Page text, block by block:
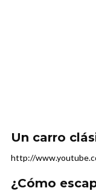
Un carro
http://
¿Cómo